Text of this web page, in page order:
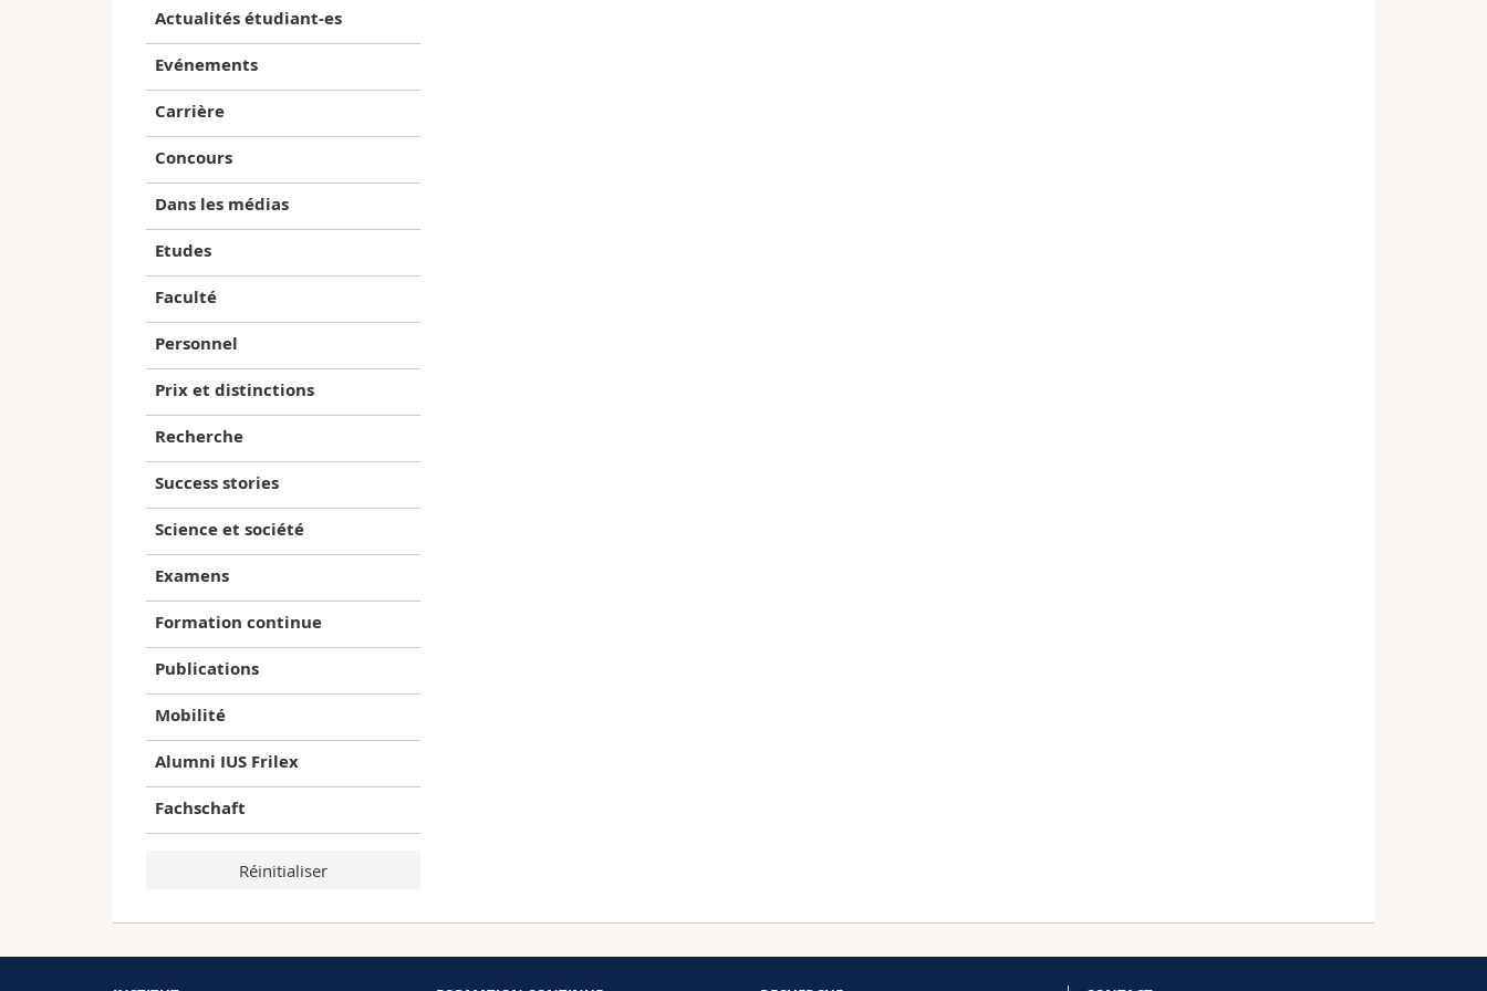
Actualités étudiant-es
Evénements
Carrière
Concours
Dans les médias
Etudes
Faculté
Personnel
Prix et distinctions
Recherche
Success stories
Science et société
Examens
Formation continue
Publications
Mobilité
Alumni IUS Frilex
Fachschaft